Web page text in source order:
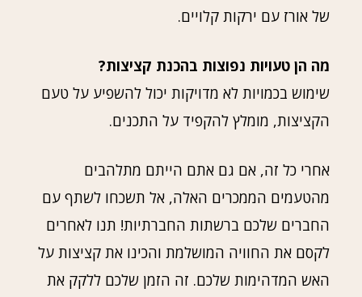
של אורז עם ירקות קלויים.
מה הן טעויות נפוצות בהכנת קציצות?
שימוש בכמויות לא מדויקות יכול להשפיע על טעם
הקציצות, מומלץ להקפיד על התכנים.
אחרי כל זה, אם גם אתם הייתם מתלהבים
מהטעמים הממכרים האלה, אל תשכחו לשתף עם
החברים שלכם ברשתות החברתיות! תנו לאחרים
לקסם את החוויה המושלמת והכינו את קציצות על
האש המדהימות שלכם. זה הזמן שלכם ללקק את